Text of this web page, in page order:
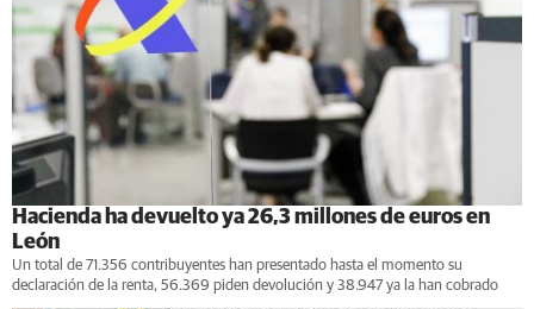
Hacienda ha devuelto ya 26,3 millones de euros en
León
Un total de 71.356 contribuyentes han presentado hasta el momento su
declaración de la renta, 56.369 piden devolución y 38.947 ya la han cobrado